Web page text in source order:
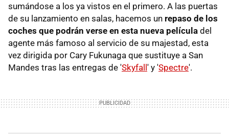
sumándose a los ya vistos en el primero. A las puertas
de su lanzamiento en salas, hacemos un repaso de los
coches que podrán verse en esta nueva película del
agente más famoso al servicio de su majestad, esta
vez dirigida por Cary Fukunaga que sustituye a San
Mandes tras las entregas de 'Skyfall' y 'Spectre'.